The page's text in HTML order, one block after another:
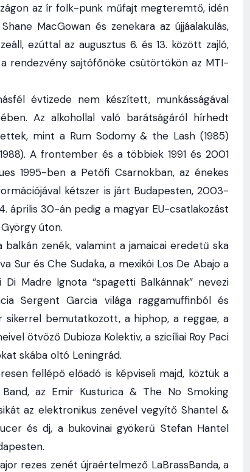
az ír folk-punk műfajt megteremtő, idén
MacGowan és zenekara az újjáalakulás,
ezúttal az augusztus 6. és 13. között zajló,
rendezvény sajtófőnöke csütörtökön az MTI-
évtizede nem készített, munkásságával
Az alkohollal való barátságáról hírhedt
mint a Rum Sodomy & the Lash (1985)
A frontember és a többiek 1991 és 2001
1995-ben a Petőfi Csarnokban, az énekes
kétszer is járt Budapesten, 2003-
április 30-án pedig a magyar EU-csatlakozást
úton.
balkán zenék, valamint a jamaicai eredetű ska
Sur és Che Sudaka, a mexikói Los De Abajo a
Madre Ignota “spagetti Balkánnak” nevezi
Sergent Garcia világa raggamuffinból és
bemutatkozott, a hiphop, a reggae, a
ötvöző Dubioza Kolektiv, a szicíliai Roy Paci
skába oltó Leningrád.
fellépő előadó is képviseli majd, köztük a
az Emir Kusturica & The No Smoking
az elektronikus zenével vegyítő Shantel &
és dj, a bukovinai gyökerű Stefan Hantel
rezes zenét újraértelmező LaBrassBanda, a